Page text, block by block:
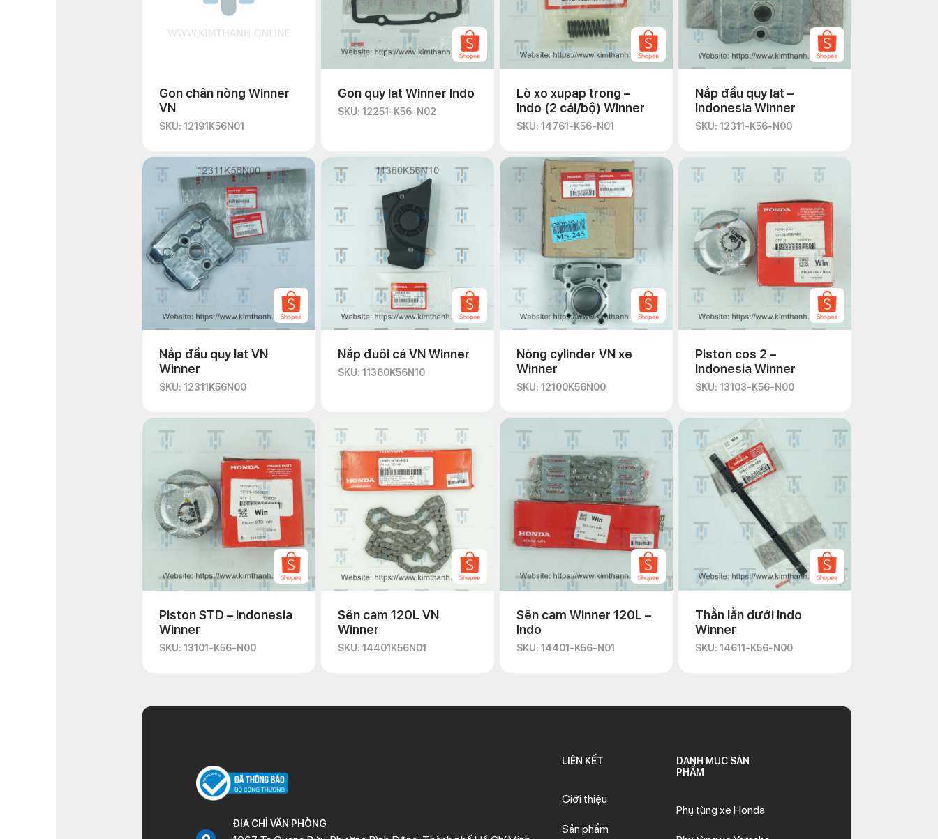
Gon chân nòng Winner
VN
SKU: 12191K56N01
Gon quy lat Winner Indo
SKU: 12251-K56-N02
Lò xo xupap trong –
Indo (2 cái/bộ) Winner
SKU: 14761-K56-N01
Nắp đầu quy lat –
Indonesia Winner
SKU: 12311-K56-N00
Nắp đầu quy lat VN
Winner
SKU: 12311K56N00
Nắp đuôi cá VN Winner
SKU: 11360K56N10
Nòng cylinder VN xe
Winner
SKU: 12100K56N00
Piston cos 2 –
Indonesia Winner
SKU: 13103-K56-N00
Piston STD – Indonesia
Winner
SKU: 13101-K56-N00
Sên cam 120L VN
Winner
SKU: 14401K56N01
Sên cam Winner 120L –
Indo
SKU: 14401-K56-N01
Thằn lằn dưới Indo
Winner
SKU: 14611-K56-N00
ĐỊA CHỈ VĂN PHÒNG
LIÊN KẾT
Giới thiệu
Sản phẩm
DANH MỤC SẢN
PHẨM
Phụ tùng xe Honda